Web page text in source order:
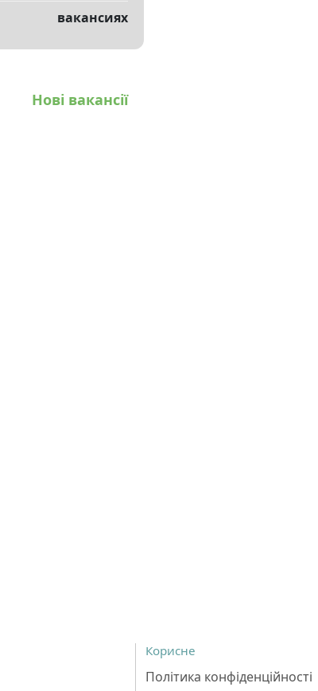
вакансиях
Нові вакансії
Корисне
Політика конфіденційності